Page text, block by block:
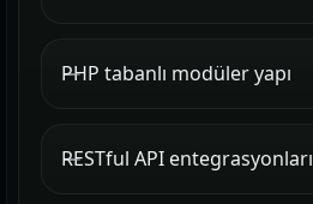
PHP tabanlı modüler yapı
RESTful API entegrasyonları